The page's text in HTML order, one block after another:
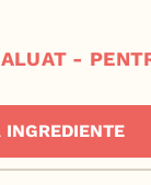
-
INGREDIENTE